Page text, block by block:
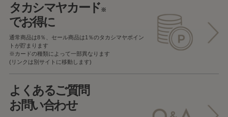
タカシマヤカード※
でお得に
通常商品は8％、セール商品は1％のタカシマヤポイン
トが貯まります
※カードの種類によって一部異なります
(リンクは別サイトに移動します)
よくあるご質問
お問い合わせ